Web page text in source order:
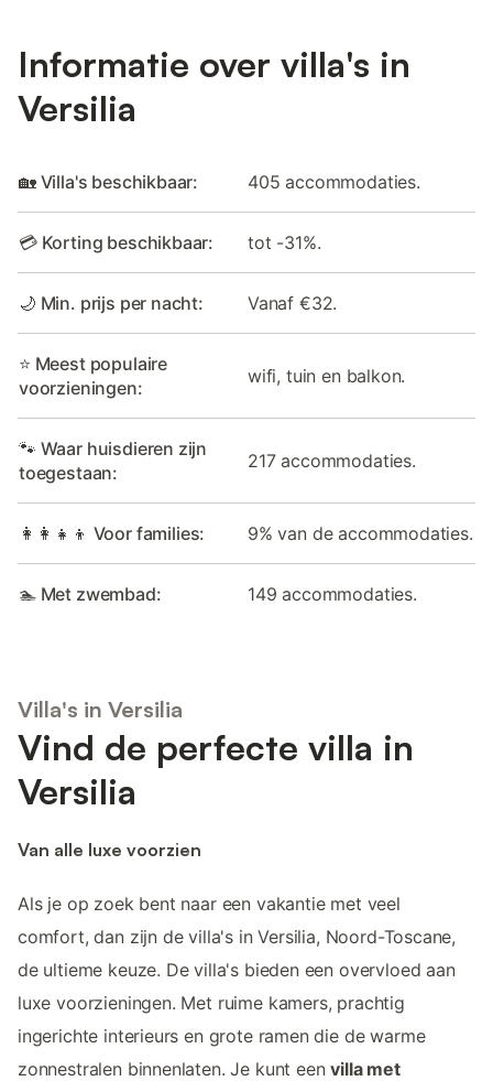
Informatie over villa's in
Versilia
🏡 Villa's beschikbaar: 405 accommodaties.
💳 Korting beschikbaar: tot -31%.
🌙 Min. prijs per nacht: Vanaf €32.
⭐ Meest populaire
voorzieningen:
wifi, tuin en balkon.
🐾 Waar huisdieren zijn
toegestaan:
217 accommodaties.
👩‍👩‍👧‍👦 Voor families: 9% van de accommodaties.
🏊 Met zwembad: 149 accommodaties.
Villa's in Versilia
Vind de perfecte villa in
Versilia
Van alle luxe voorzien
Als je op zoek bent naar een vakantie met veel
comfort, dan zijn de villa's in Versilia, Noord-Toscane,
de ultieme keuze. De villa's bieden een overvloed aan
luxe voorzieningen. Met ruime kamers, prachtig
ingerichte interieurs en grote ramen die de warme
zonnestralen binnenlaten. Je kunt eenvilla met